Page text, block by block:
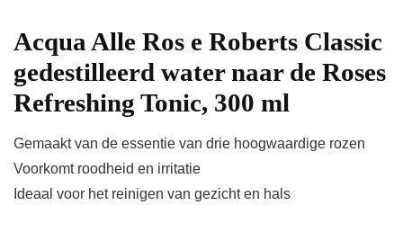
Acqua Alle Ros e Roberts Classic
gedestilleerd water naar de Roses
Refreshing Tonic, 300 ml
Gemaakt van de essentie van drie hoogwaardige rozen
Voorkomt roodheid en irritatie
Ideaal voor het reinigen van gezicht en hals